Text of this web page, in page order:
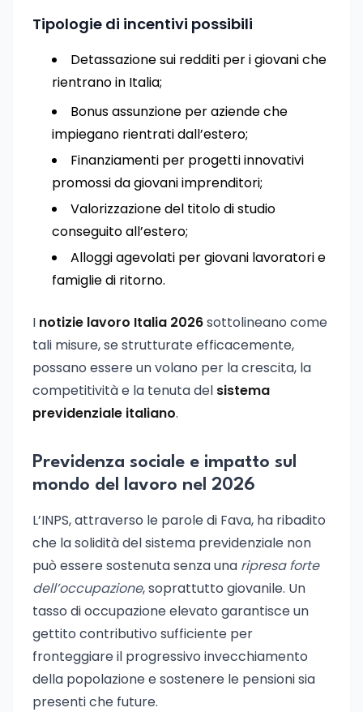
Tipologie di incentivi possibili
Detassazione sui redditi per i giovani che
rientrano in Italia;
Bonus assunzione per aziende che
impiegano rientrati dall’estero;
Finanziamenti per progetti innovativi
promossi da giovani imprenditori;
Valorizzazione del titolo di studio
conseguito all’estero;
Alloggi agevolati per giovani lavoratori e
famiglie di ritorno.
I notizie lavoro Italia 2026sottolineano come
tali misure, se strutturate efficacemente,
possano essere un volano per la crescita, la
competitività e la tenuta del sistema
previdenziale italiano.
Previdenza sociale e impatto sul
mondo del lavoro nel 2026
L’INPS, attraverso le parole di Fava, ha ribadito
che la solidità del sistema previdenziale non
può essere sostenuta senza una ripresa forte
dell’occupazione, soprattutto giovanile. Un
tasso di occupazione elevato garantisce un
gettito contributivo sufficiente per
fronteggiare il progressivo invecchiamento
della popolazione e sostenere le pensioni sia
presenti che future.